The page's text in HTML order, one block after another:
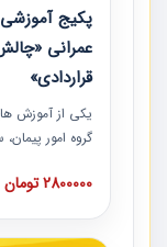
پکیج
عمرانی
قراردادی»
یکی از آموزش‏‏‏‏‏‏
گروه امور
های عمرانی»
است که در محل
مدارک پیمان به
2800000 تومان